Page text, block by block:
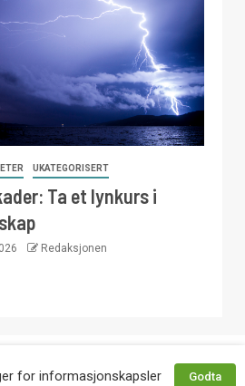
UKATEGORISERT
Ta et lynkurs i
Redaksjonen
86 82.
for informasjonskapsler Godta